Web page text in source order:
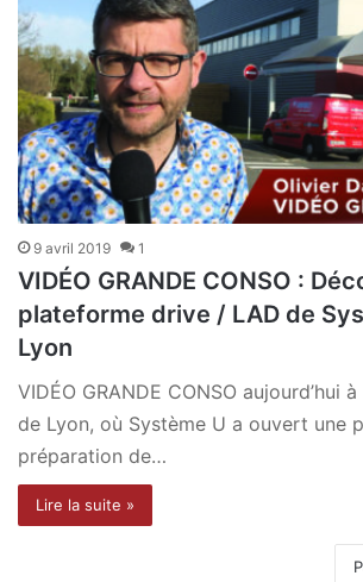
9 avril 2019 1
VIDÉO GRANDE CONSO :
plateforme drive / LAD de
Lyon
VIDÉO GRANDE CONSO aujourd’hui
de Lyon, où Système U a ouvert une
préparation de…
Lire la suite »